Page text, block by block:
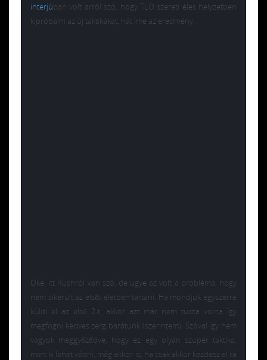
interjúban volt arról szó, hogy TLO szereti éles helyzetben
kipróbálni az új taktikákat, hát íme az eredmény.
Oké, itt Rushról van szó, de ugye az volt a probléma, hogy
nem sikerült az elsőt életben tartani. Ha mondjuk egyszerre
küldi el az első 2-t, akkor azt már nem tudta volna így
megfogni kedves zerg barátunk (szerintem). Szóval így nem
vagyok meggyőződve, hogy ez egy olyan szuper taktika,
mert ki lehet védni, még akkor is, ha csak akkor kezdesz el rá